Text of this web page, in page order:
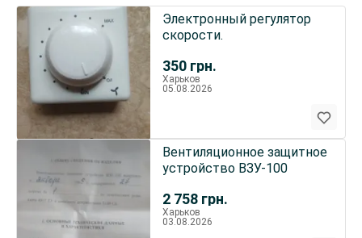
350 грн.
Электронный регулятор
скорости.
Харьков
05.08.2026
2 758 грн.
Вентиляционное защитное
устройство ВЗУ-100
Харьков
03.08.2026